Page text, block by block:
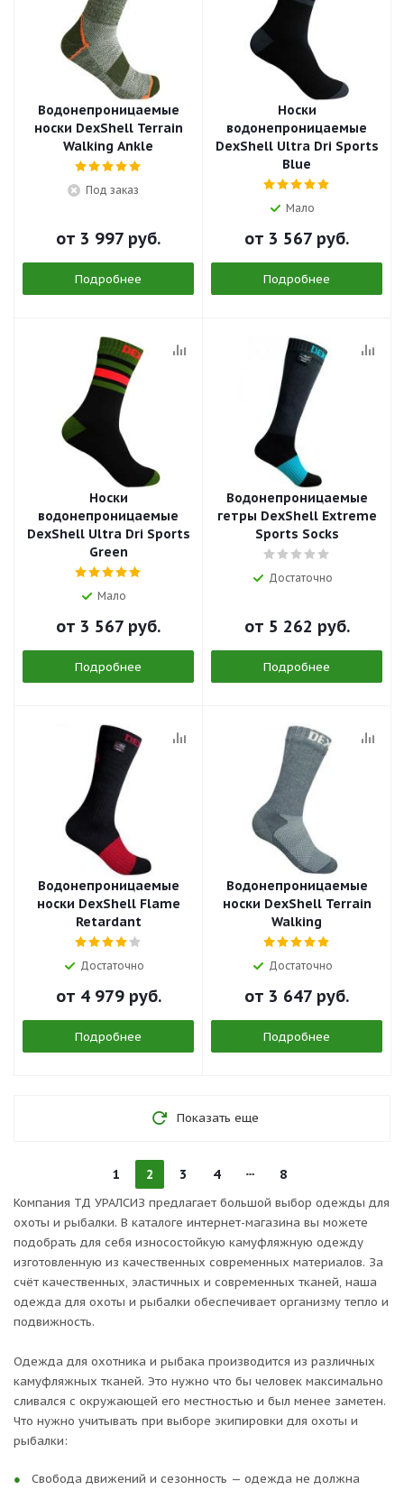
Водонепроницаемые
носки DexShell Terrain
Walking Ankle
Под заказ
от 3 997 руб.
Подробнее
Носки
водонепроницаемые
DexShell Ultra Dri Sports
Blue
Мало
от 3 567 руб.
Подробнее
Носки
водонепроницаемые
DexShell Ultra Dri Sports
Green
Мало
от 3 567 руб.
Подробнее
Водонепроницаемые
гетры DexShell Extreme
Sports Socks
Достаточно
от 5 262 руб.
Подробнее
Водонепроницаемые
носки DexShell Flame
Retardant
Достаточно
от 4 979 руб.
Подробнее
Водонепроницаемые
носки DexShell Terrain
Walking
Достаточно
от 3 647 руб.
Подробнее
Показать еще
1 2 3 4 8
Компания ТД УРАЛСИЗ предлагает большой выбор одежды для
охоты и рыбалки. В каталоге интернет-магазина вы можете
подобрать для себя износостойкую камуфляжную одежду
изготовленную из качественных современных материалов. За
счёт качественных, эластичных и современных тканей, наша
одежда для охоты и рыбалки обеспечивает организму тепло и
подвижность.
Одежда для охотника и рыбака производится из различных
камуфляжных тканей. Это нужно что бы человек максимально
сливался с окружающей его местностью и был менее заметен.
Что нужно учитывать при выборе экипировки для охоты и
рыбалки:
Свобода движений и сезонность — одежда не должна